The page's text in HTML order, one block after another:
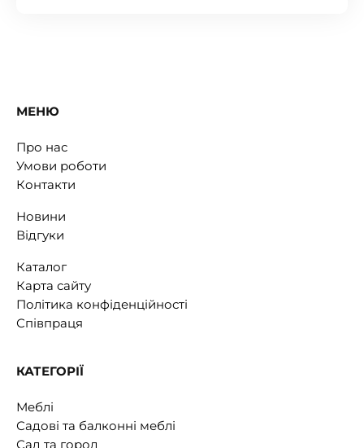
МЕНЮ
Про нас
Умови роботи
Контакти
Новини
Відгуки
Каталог
Карта сайту
Політика конфіденційності
Співпраця
КАТЕГОРІЇ
Меблі
Садові та балконні меблі
Сад та город